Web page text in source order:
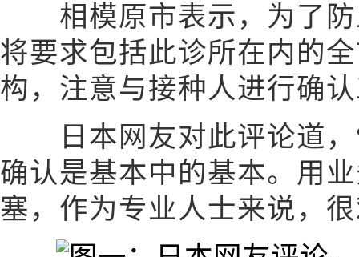
相模原市表示，为了防
将要求包括此诊所在内的
构，注意与接种人进行确
日本网友对此评论道，
确认是基本中的基本。用
塞，作为专业人士来说，